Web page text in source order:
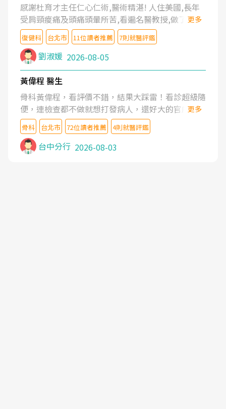
感謝杜育才主任仁心仁術,醫術精湛! 人住美國,長年
受肩頸痠痛及頭痛頭暈所苦,看遍名醫教授,做了各種
檢查,也嘗試過西醫打針,中醫針灸及物理徒手治療都
沒有用,後來連吃到嗎啡類止痛藥都效果有限,只是壓
症狀,沒多久就痛起來,多年失眠嚴重影響生活品質.
台灣親友介紹忠孝醫院杜育才主任是頸頭症候群專
家,上網搜尋杜主任相關文章新聞跟網路評價之後,下
定決心飛回台北找杜醫師診治. 杜主任的乾針跟增生
治療真的很厲害,第一次乾針就覺得整個肩頸鬆開,回
家特別好睡,經過幾次治療,長年頑疾已經好了大半,杜
主任除了打針超厲害,還會一直交代要改善姿勢跟好
好做運動,看診態度親切溫暖,真的是不可多得的良醫,
大力推荐!
更多
復健科 台北市 11位讀者推薦 7則就醫評鑑
劉淑媛 2026-08-05
黃偉程 醫生
骨科黃偉程，看評價不錯，結果大踩雷！看診超級隨
便，連檢查都不做就想打發病人，還好大的官威 ...
想詢問病情還被陰陽怪氣嘲諷一番。可能好評帶來的
大頭症，變得自負不尊重病人。醫術也不行，畢竟連
檢查都懶得做，治療會有用才怪。大家避雷吧！
更多
骨科 台北市 72位讀者推薦 4則就醫評鑑
台中分行 2026-08-03